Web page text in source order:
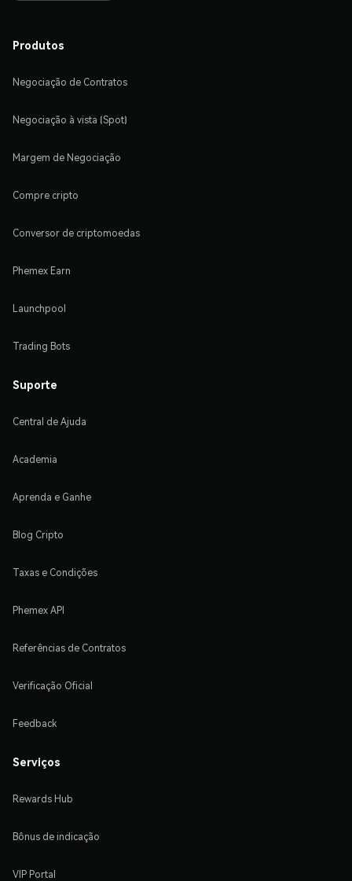
Produtos
Negociação de Contratos
Negociação à vista (Spot)
Margem de Negociação
Compre cripto
Conversor de criptomoedas
Phemex Earn
Launchpool
Trading Bots
Suporte
Central de Ajuda
Academia
Aprenda e Ganhe
Blog Cripto
Taxas e Condições
Phemex API
Referências de Contratos
Verificação Oficial
Feedback
Serviços
Rewards Hub
Bônus de indicação
VIP Portal